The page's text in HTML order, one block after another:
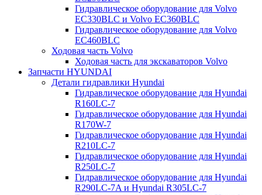
Гидравлическое оборудование для Volvo
EC330BLC и Volvo EC360BLC
Гидравлическое оборудование для Volvo
EC460BLC
Ходовая часть Volvo
Ходовая часть для экскаваторов Volvo
Запчасти HYUNDAI
Детали гидравлики Hyundai
Гидравлическое оборудование для Hyundai
R160LC-7
Гидравлическое оборудование для Hyundai
R170W-7
Гидравлическое оборудование для Hyundai
R210LC-7
Гидравлическое оборудование для Hyundai
R250LC-7
Гидравлическое оборудование для Hyundai
R290LC-7A и Hyundai R305LC-7